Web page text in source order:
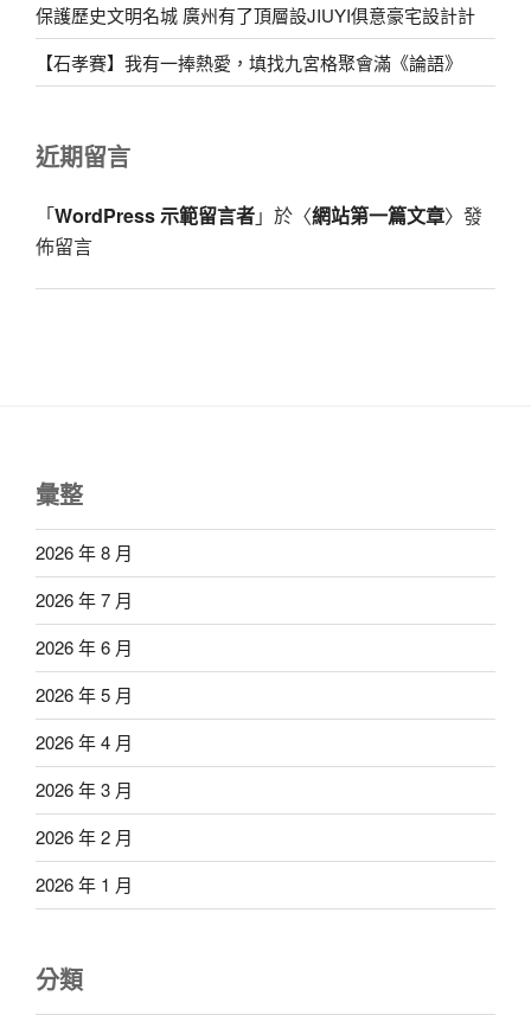
保護歷史文明名城 廣州有了頂層設JIUYI俱意豪宅設計計
【石孝賽】我有一捧熱愛，填找九宮格聚會滿《論語》
近期留言
「WordPress 示範留言者」於〈網站第一篇文章〉發
佈留言
彙整
2026 年 8 月
2026 年 7 月
2026 年 6 月
2026 年 5 月
2026 年 4 月
2026 年 3 月
2026 年 2 月
2026 年 1 月
分類